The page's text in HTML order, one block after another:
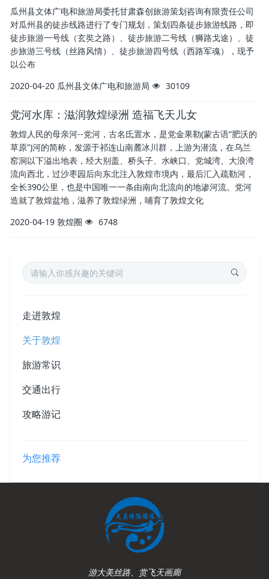
瓜州县文体广电和旅游局委托甘肃森创旅游策划咨询有限责任公司
对瓜州县的徒步线路进行了专门规划，策划四条徒步旅游线路，即
徒步旅游一号线（玄奘之路）、徒步旅游二号线（狮路戈途）、徒
步旅游三号线（丝路风情）、徒步旅游四号线（西路军魂），现予
以公布
2020-04-20 瓜州县文体广电和旅游局 30109
党河水库：滋润敦煌绿洲 造福飞天儿女
敦煌人民的母亲河--党河，古名氐置水，是党金果勒(蒙古语“肥沃的
草原”)河的简称，发源于祁连山南麓冰川群，上游为潜流，在乌兰
窑洞以下溢出地表，经大别盖、桥头子、水峡口、党城湾、大浪湾
流向西北，过沙枣园后向东北注入敦煌市境内，最后汇入疏勒河，
全长390公里，也是中国唯一一条由南向北流向的地渗河流。党河
造就了敦煌盆地，滋养了敦煌绿洲，哺育了敦煌文化
2020-04-19 敦煌圈 6748
走进敦煌
关于敦煌
旅游常识
交通出行
攻略游记
为您推荐
游大美丝路、赏飞天画廊